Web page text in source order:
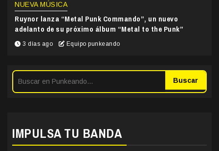
NUEVA MÚSICA
Ruynor lanza “Metal Punk Commando”, un nuevo
adelanto de su próximo álbum “Metal to the Punk”
3 días ago Equipo punkeando
Buscar
IMPULSA TU BANDA